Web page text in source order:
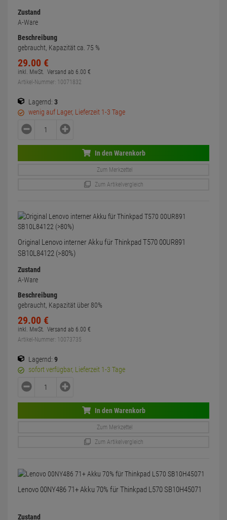
Zustand
A-Ware
Beschreibung
gebraucht, Kapazität ca. 75 %
29.00 €
inkl. MwSt. Versand ab 6.00 €
Artikel-Nummer: 10071832
Lagernd: 3
wenig auf Lager, Lieferzeit 1-3 Tage
In den Warenkorb
Zum Merkzettel
Zum Artikelvergleich
Original Lenovo interner Akku für Thinkpad T570 00UR891
SB10L84122 (>80%)
Zustand
A-Ware
Beschreibung
gebraucht, Kapazität über 80%
29.00 €
inkl. MwSt. Versand ab 6.00 €
Artikel-Nummer: 10073735
Lagernd: 9
sofort verfügbar, Lieferzeit 1-3 Tage
In den Warenkorb
Zum Merkzettel
Zum Artikelvergleich
Lenovo 00NY486 71+ Akku 70% für Thinkpad L570 SB10H45071
Zustand